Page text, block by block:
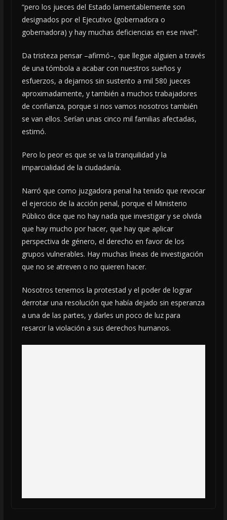
“pero los jueces del Estado lamentablemente son
designados por el Ejecutivo (gobernadora o
gobernadora) y hay muchas deficiencias en ese nivel”.
Da tristeza pensar –afirmó–, que llegue alguien a través
de una tómbola a acabar con nuestros sueños y
esfuerzos, a dejarnos sin sustento a mil 580 jueces
aproximadamente, y también a muchos trabajadores
de confianza, porque si nos vamos nosotros también
se van ellos. Serían unas cinco mil familias afectadas,
estimó.
Pero lo peor es que se va la tranquilidad y la
imparcialidad de la ciudadanía.
Narró que como juzgadora penal ha tenido que revocar
el ejercicio de la acción penal, porque el Ministerio
Público dice que no hay nada que investigar y se olvida
que hay mucho por hacer, que hay que aplicar
perspectiva de género, el derecho en favor de los
grupos vulnerables. Hay muchas líneas de investigación
que no se atreven o no quieren hacer.
Nosotros tenemos la protestad y el poder de lograr
derrotar una resolución que había dejado sin esperanza
a una de las partes, y darles un poco de luz para
resarcir la violación a sus derechos humanos.